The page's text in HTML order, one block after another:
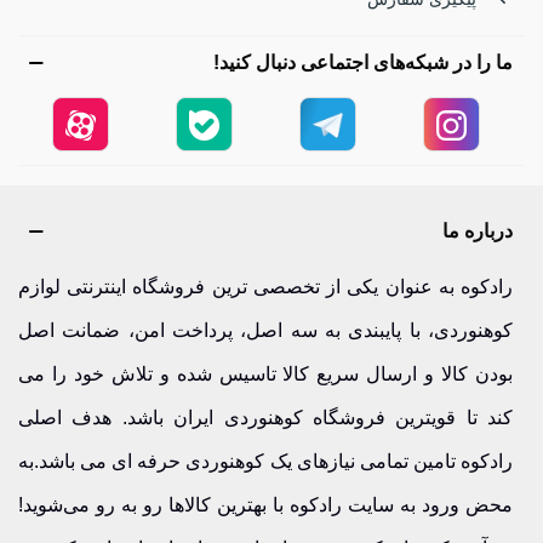
ایمنی بهتر را در مسیرهای کوهنوردی و طبیعت‌گردی به همراه
کفش کوهنوردی هامتو | همراهی مطمئن در مسیرهای کوهستانی
کفش‌های کوهنوردی سبک هامتو با طراحی ارگونومیک و زیره
ضدلغزش، انتخابی عالی برای مسیرهای کوهستانی هستند. این
کفش‌ها با وزن سبک و تهویه مناسب، امکان حرکت طولانی‌مدت
بدون خستگی را فراهم می‌کنند. اگر به دنبال کفشی هستید که هم
کیفیت داشته باشد و هم قیمت مناسب، حراج کفش هامتو در
ما را در شبکه‌های اجتماعی دنبال کنید!
درباره ما
رادکوه به عنوان یکی از تخصصی ترین فروشگاه اینترنتی لوازم
کوهنوردی، با پایبندی به سه اصل، پرداخت امن، ضمانت اصل
بودن کالا و ارسال سریع کالا تاسیس شده و تلاش خود را می
کند تا قویترین فروشگاه کوهنوردی ایران باشد. هدف اصلی
رادکوه تامین تمامی نیازهای یک کوهنوردی حرفه ای می باشد.به
محض ورود به سایت رادکوه با بهترین کالاها رو به رو می‌شوید!